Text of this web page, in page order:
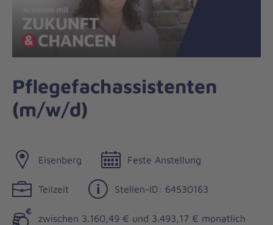
Pflegefachassistenten
(m/w/d)
Eisenberg Feste Anstellung
Teilzeit Stellen-ID: 64530163
zwischen 3.160,49 € und 3.493,17 € monatlich